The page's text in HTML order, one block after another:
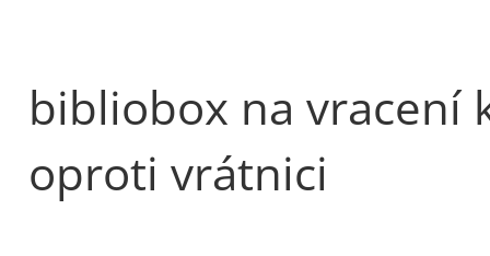
bibliobox na vracení
oproti vrátnici